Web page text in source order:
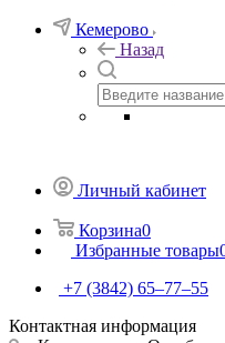
Кемерово
Назад
Личный кабинет
Корзина0
Избранные товары
+7 (3842) 65–77–55
Контактная информация